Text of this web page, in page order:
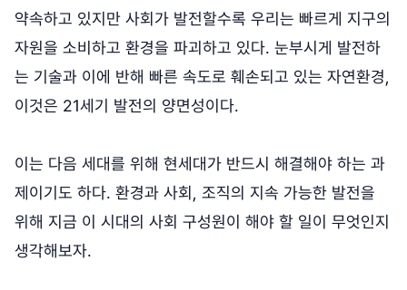
약속하고 있지만 사회가 발전할수록 우리는 빠르게 지구의
자원을 소비하고 환경을 파괴하고 있다. 눈부시게 발전하
는 기술과 이에 반해 빠른 속도로 훼손되고 있는 자연환경,
이것은 21세기 발전의 양면성이다.
이는 다음 세대를 위해 현세대가 반드시 해결해야 하는 과
제이기도 하다. 환경과 사회, 조직의 지속 가능한 발전을
위해 지금 이 시대의 사회 구성원이 해야 할 일이 무엇인지
생각해보자.